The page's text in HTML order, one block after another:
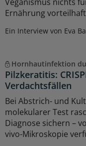
Ernährung
Ein Interview von Eva
Hornhautinfektion
Pilzkeratitis:
Verdachtsfällen
Bei Abstrich- und
molekularer Test
Diagnose sichern –
vivo-Mikroskopie